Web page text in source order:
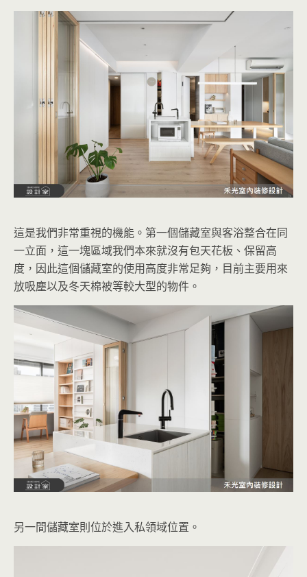
這是我們非常重視的機能。第一個儲藏室與客浴整合在同
一立面，這一塊區域我們本來就沒有包天花板、保留高
度，因此這個儲藏室的使用高度非常足夠，目前主要用來
放吸塵以及冬天棉被等較大型的物件。
另一間儲藏室則位於進入私領域位置。